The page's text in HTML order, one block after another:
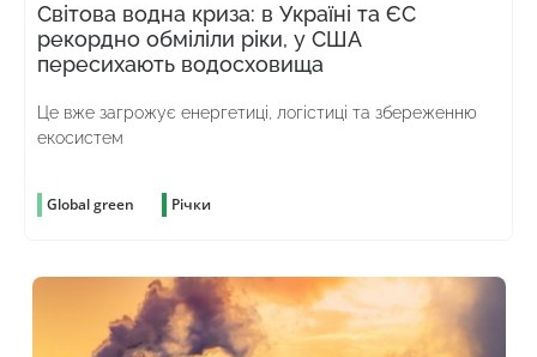
Світова водна криза: в Україні та ЄС
рекордно обміліли ріки, у США
пересихають водосховища
Це вже загрожує енергетиці, логістиці та збереженню
екосистем
Global green Річки